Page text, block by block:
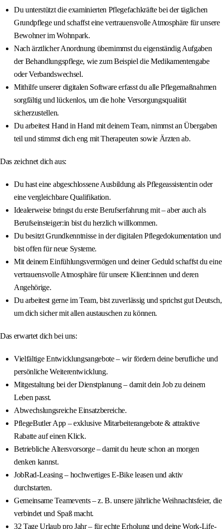
Du unterstützt die examinierten Pflegefachkräfte bei der täglichen
Grundpflege und schaffst eine vertrauensvolle Atmosphäre für unsere
Bewohner im Wohnpark.
Nach ärztlicher Anordnung übernimmst du eigenständig Aufgaben
der Behandlungspflege, wie zum Beispiel die Medikamentengabe
oder Verbandswechsel.
Mithilfe unserer digitalen Software erfasst du alle Pflegemaßnahmen
sorgfältig und lückenlos, um die hohe Versorgungsqualität
sicherzustellen.
Du arbeitest Hand in Hand mit deinem Team, nimmst an Übergaben
teil und stimmst dich eng mit Therapeuten sowie Ärzten ab.
Das zeichnet dich aus:
Du hast eine abgeschlossene Ausbildung als Pflegeassistent:in oder
eine vergleichbare Qualifikation.
Idealerweise bringst du erste Berufserfahrung mit – aber auch als
Berufseinsteiger:in bist du herzlich willkommen.
Du besitzt Grundkenntnisse in der digitalen Pflegedokumentation und
bist offen für neue Systeme.
Mit deinem Einfühlungsvermögen und deiner Geduld schaffst du eine
vertrauensvolle Atmosphäre für unsere Klient:innen und deren
Angehörige.
Du arbeitest gerne im Team, bist zuverlässig und sprichst gut Deutsch,
um dich sicher mit allen austauschen zu können.
Das erwartet dich bei uns:
Vielfältige Entwicklungsangebote – wir fördern deine berufliche und
persönliche Weiterentwicklung.
Mitgestaltung bei der Dienstplanung – damit dein Job zu deinem
Leben passt.
Abwechslungsreiche Einsatzbereiche.
PflegeButler App – exklusive Mitarbeiterangebote & attraktive
Rabatte auf einen Klick.
Betriebliche Altersvorsorge – damit du heute schon an morgen
denken kannst.
JobRad-Leasing – hochwertiges E-Bike leasen und aktiv
durchstarten.
Gemeinsame Teamevents – z. B. unsere jährliche Weihnachtsfeier, die
verbindet und Spaß macht.
32 Tage Urlaub pro Jahr – für echte Erholung und deine Work-Life-